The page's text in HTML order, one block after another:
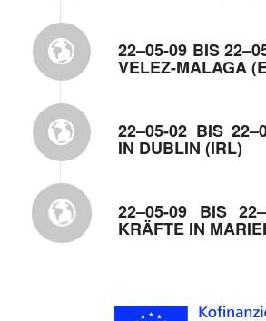
22–05-09 BIS
VELEZ-MALAGA
22–05-02 BIS
IN DUBLIN (IRL)
22–05-09 BIS
KRÄFTE IN